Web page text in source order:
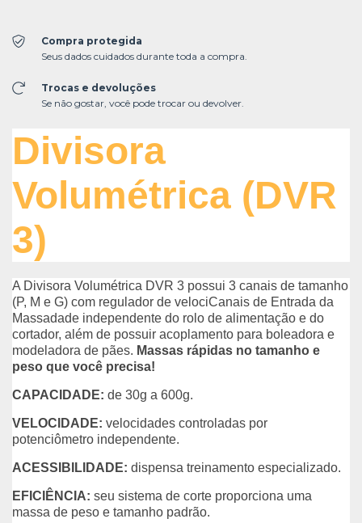
Compra protegida
Seus dados cuidados durante toda a compra.
Trocas e devoluções
Se não gostar, você pode trocar ou devolver.
Divisora
Volumétrica (DVR
3)
A Divisora Volumétrica DVR 3 possui 3 canais de tamanho
(P, M e G) com regulador de velociCanais de Entrada da
Massadade independente do rolo de alimentação e do
cortador, além de possuir acoplamento para boleadora e
modeladora de pães. Massas rápidas no tamanho e
peso que você precisa!
CAPACIDADE: de 30g a 600g.
VELOCIDADE: velocidades controladas por
potenciômetro independente.
ACESSIBILIDADE: dispensa treinamento especializado.
EFICIÊNCIA: seu sistema de corte proporciona uma
massa de peso e tamanho padrão.